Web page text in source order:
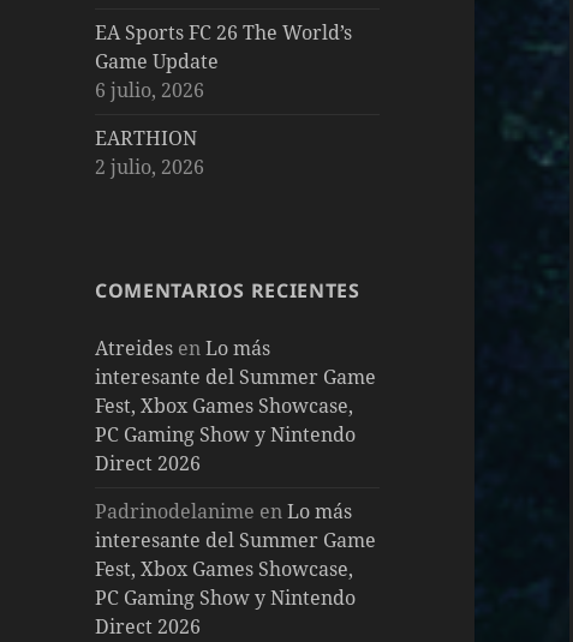
EA Sports FC 26 The World’s
Game Update
6 julio, 2026
EARTHION
2 julio, 2026
COMENTARIOS RECIENTES
Atreides enLo más
interesante del Summer Game
Fest, Xbox Games Showcase,
PC Gaming Show y Nintendo
Direct 2026
Padrinodelanime enLo más
interesante del Summer Game
Fest, Xbox Games Showcase,
PC Gaming Show y Nintendo
Direct 2026